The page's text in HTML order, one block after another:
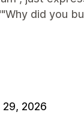
did you
29, 2026